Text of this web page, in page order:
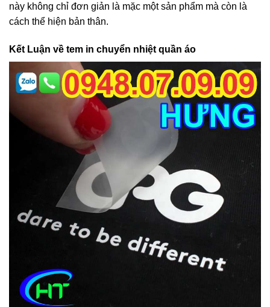
này không chỉ đơn giản là mặc một sản phẩm mà còn là
cách thể hiện bản thân.
Kết Luận về tem in chuyển nhiệt quần áo